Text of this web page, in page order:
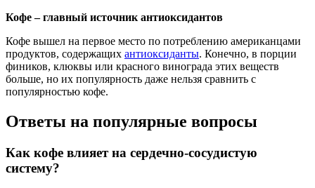
Кофе – главный источник антиоксидантов
Кофе вышел на первое место по потреблению американцами
продуктов, содержащих антиоксиданты. Конечно, в порции
фиников, клюквы или красного винограда этих веществ
больше, но их популярность даже нельзя сравнить с
популярностью кофе.
Ответы на популярные вопросы
Как кофе влияет на сердечно-сосудистую
систему?